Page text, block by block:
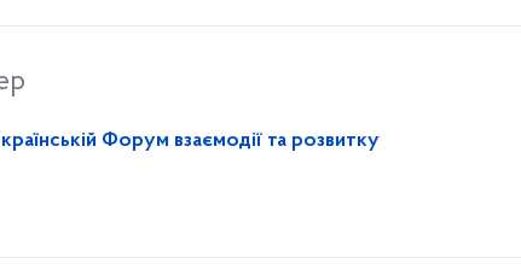
Форум взаємодії та розвитку